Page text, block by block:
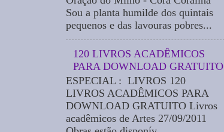
Sou a planta humilde dos quintais
pequenos e das lavouras pobres...
120 LIVROS ACADÊMICOS
PARA DOWNLOAD GRATUITO
ESPECIAL : LIVROS 120
LIVROS ACADÊMICOS PARA
DOWNLOAD GRATUITO Livros
acadêmicos de Artes 27/09/2011